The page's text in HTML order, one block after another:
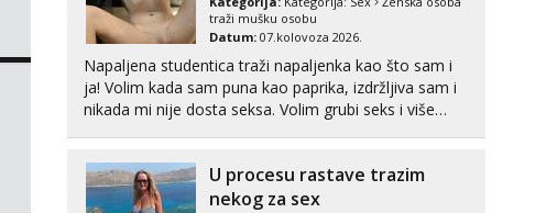
tel:0,93€ - mob:1,12€ min
Čekam tvoj poziv!
Tel:064/677-677 - Kod: #128
Anđela
Čekam tvoj poziv!
traži mušku osobu
Datum: 07.kolovoza 2026.
Napaljena studentica traži napaljenka kao što sam i
ja! Volim kada sam puna kao paprika, izdržljiva sam i
nikada mi nije dosta seksa. Volim grubi seks i više
cekam te!
U procesu rastave trazim
nekog za sex